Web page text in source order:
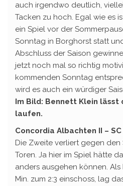
auch irgendwo deutlich,
Tacken zu hoch. Egal wie es
ein Spiel vor der
Sonntag in Borghorst statt
Abschluss der Saison
jetzt noch mal so richtig
kommenden Sonntag
wird es auch ein würdiger
Im Bild: Bennett Klein lässt
laufen.
Concordia Albachten II –
Die Zweite verliert gegen den
Toren. Ja hier im Spiel hätte
anders ausgehen können.
Min. zum 2:3 einschoss, lag